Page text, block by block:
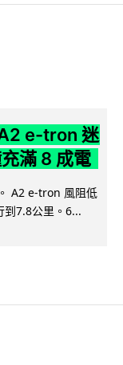
e-tron 迷
滿 8 成電
A2 e-tron 風阻低
到7.8公里。6...